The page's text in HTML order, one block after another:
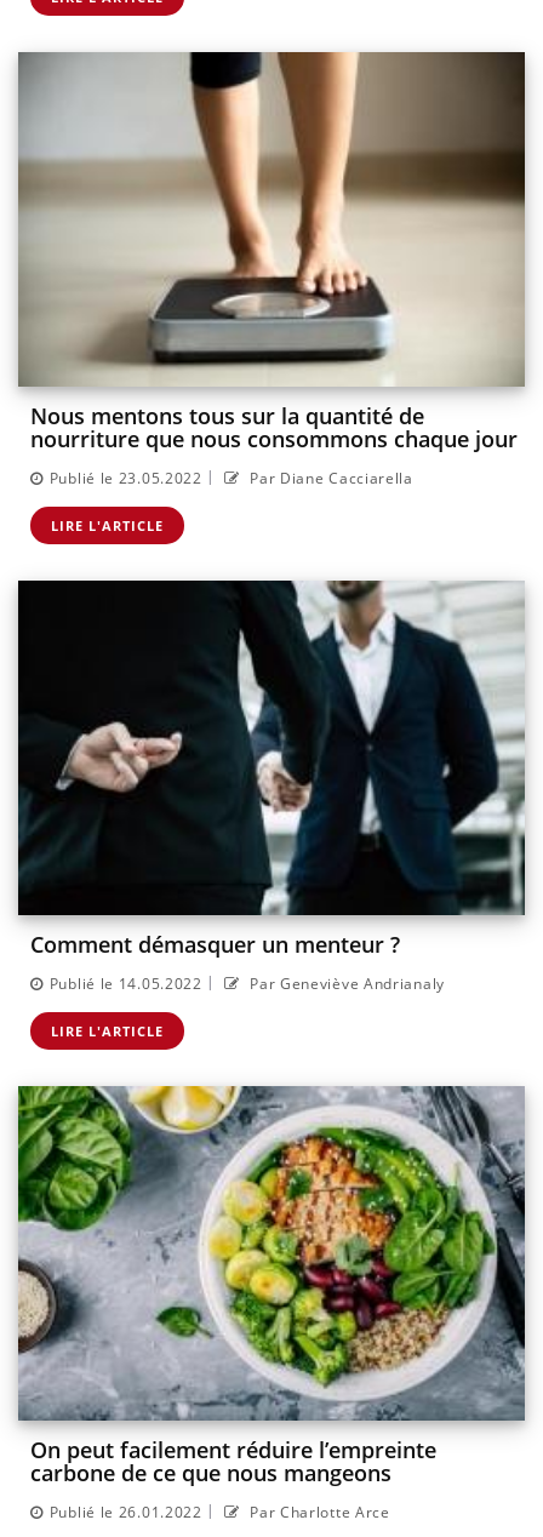
Nous mentons tous sur la quantité de
nourriture que nous consommons chaque jour
Publié le 23.05.2022 | Par Diane Cacciarella
LIRE L'ARTICLE
Comment démasquer un menteur ?
Publié le 14.05.2022 | Par Geneviève Andrianaly
LIRE L'ARTICLE
On peut facilement réduire l’empreinte
carbone de ce que nous mangeons
Publié le 26.01.2022 | Par Charlotte Arce